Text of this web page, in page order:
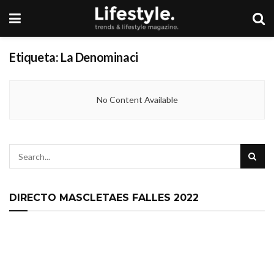
Etiqueta: La Denominaci
No Content Available
DIRECTO MASCLETAES FALLES 2022